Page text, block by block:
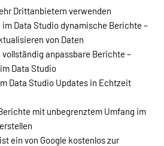
Drittanbietern verwenden
im Data Studio dynamische Berichte –
von Daten
vollständig anpassbare Berichte –
Data Studio
Data Studio Updates in Echtzeit
mit unbegrenztem Umfang im
ein von Google kostenlos zur